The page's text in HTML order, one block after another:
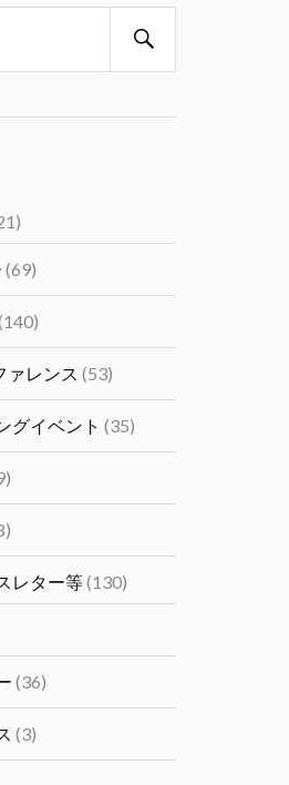
バレー発のエンジ
変革の波を乗り
お迎えし、ベイエリ
躍するデータサイエ
点の目線から語っ
ーｘ日本なセミナ
4 Twitter
バレー発のエンジ
ィ
）日本人研究者交
JSPS San
の交流会が開催さ
リツイートされました
会
(69)
ァレンス (53)
グイベント (35)
レター等(130)
(36)
(3)